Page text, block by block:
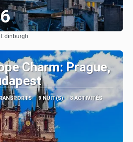
Afficher
Edinburgh
Charm: Prague,
9 NUIT(S) 8 ACTIVITÉS